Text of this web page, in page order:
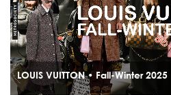
LOUIS VUITTON • Fall-Winter 2025